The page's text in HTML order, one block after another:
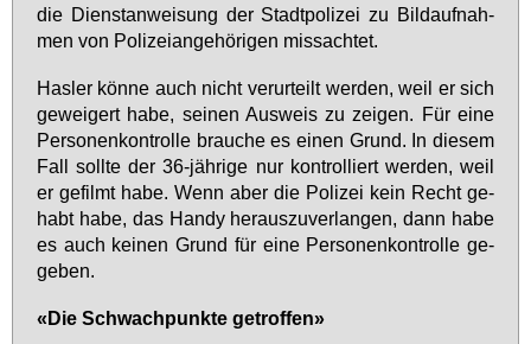
die Dienst­an­wei­sung der Stadt­po­li­zei zu Bild­auf­nah­
men von Po­li­zei­an­ge­hö­ri­gen miss­ach­tet.
Has­ler kön­ne auch nicht ver­ur­teilt wer­den, weil er sich
ge­wei­gert ha­be, sei­nen Aus­weis zu zei­gen. Für ei­ne
Per­so­nen­kon­trol­le brau­che es ei­nen Grund. In die­sem
Fall soll­te der 36-jäh­ri­ge nur kon­trol­liert wer­den, weil
er ge­filmt ha­be. Wenn aber die Po­li­zei kein Recht ge­
habt ha­be, das Han­dy her­aus­zu­ver­lan­gen, dann ha­be
es auch kei­nen Grund für ei­ne Per­so­nen­kon­trol­le ge­
ge­ben.
«Die Schwach­punk­te ge­trof­fen»